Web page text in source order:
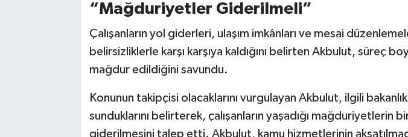
“Mağduriyetler Giderilmeli”
Çalışanların yol giderleri, ulaşım imkânları ve mesai
belirsizliklerle karşı karşıya kaldığını belirten Akbulut, süreç
mağdur edildiğini savundu.
Konunun takipçisi olacaklarını vurgulayan Akbulut, ilgili
sunduklarını belirterek, çalışanların yaşadığı mağduriyetlerin
giderilmesini talep etti. Akbulut, kamu hizmetlerinin